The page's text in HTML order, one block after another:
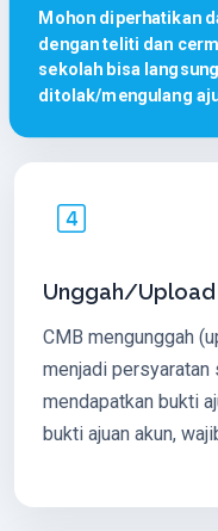
Mohon diperhatikan
dengan teliti dan
sekolah bisa
ditolak/mengulang
Unggah/Upload
CMB mengunggah
menjadi
mendapatkan bukti
bukti ajuan akun,